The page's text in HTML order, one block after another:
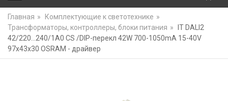
Главная » Комплектующие к светотехнике »
Трансформаторы, контроллеры, блоки питания »
IT DALI2
42/220…240/1A0 CS /DIP-перекл 42W 700-1050mA 15-40V
97x43x30 OSRAM - драйвер